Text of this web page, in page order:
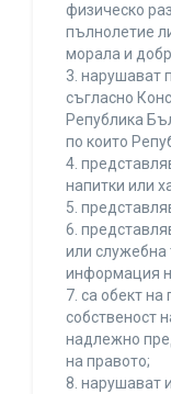
физическо
пълнолетие
морала и
3. нарушават
съгласно
Република
по които
4.
напитки или
5.
6.
или служебна
информация
7. са обект на
собственост
надлежно
на правото;
8. нарушават